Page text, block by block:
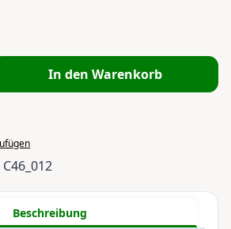
Gib den gewünschten
In den Warenkorb
C46_012
Beschreibung